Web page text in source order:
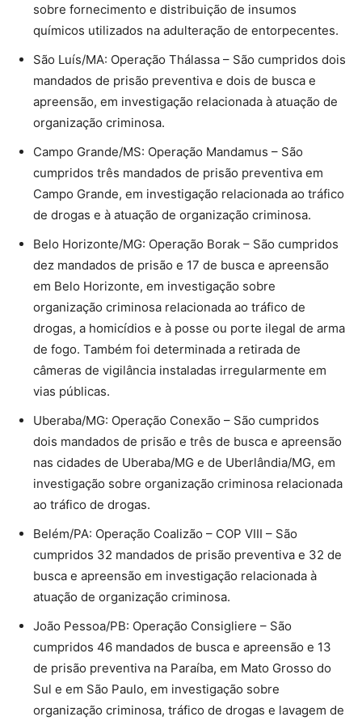
sobre fornecimento e distribuição de insumos
químicos utilizados na adulteração de entorpecentes.
São Luís/MA: Operação Thálassa – São cumpridos dois
mandados de prisão preventiva e dois de busca e
apreensão, em investigação relacionada à atuação de
organização criminosa.
Campo Grande/MS: Operação Mandamus – São
cumpridos três mandados de prisão preventiva em
Campo Grande, em investigação relacionada ao tráfico
de drogas e à atuação de organização criminosa.
Belo Horizonte/MG: Operação Borak – São cumpridos
dez mandados de prisão e 17 de busca e apreensão
em Belo Horizonte, em investigação sobre
organização criminosa relacionada ao tráfico de
drogas, a homicídios e à posse ou porte ilegal de arma
de fogo. Também foi determinada a retirada de
câmeras de vigilância instaladas irregularmente em
vias públicas.
Uberaba/MG: Operação Conexão – São cumpridos
dois mandados de prisão e três de busca e apreensão
nas cidades de Uberaba/MG e de Uberlândia/MG, em
investigação sobre organização criminosa relacionada
ao tráfico de drogas.
Belém/PA: Operação Coalizão – COP VIII – São
cumpridos 32 mandados de prisão preventiva e 32 de
busca e apreensão em investigação relacionada à
atuação de organização criminosa.
João Pessoa/PB: Operação Consigliere – São
cumpridos 46 mandados de busca e apreensão e 13
de prisão preventiva na Paraíba, em Mato Grosso do
Sul e em São Paulo, em investigação sobre
organização criminosa, tráfico de drogas e lavagem de